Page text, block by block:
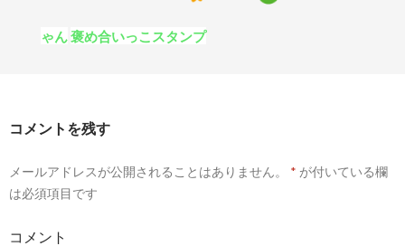
ゃん褒め合いっこスタンプ
コメントを残す
メールアドレスが公開されることはありません。 * が付いている欄
は必須項目です
コメント